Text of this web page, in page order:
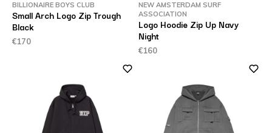
BILLIONAIRE BOYS CLUB
Small Arch Logo Zip Trough
Black
€170
NEW AMSTERDAM SURF
ASSOCIATION
Logo Hoodie Zip Up Navy
Night
€160